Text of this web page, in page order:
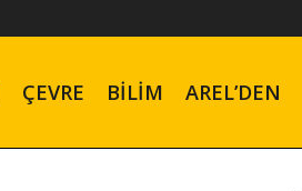
ÇEVRE BILIM AREL’DEN